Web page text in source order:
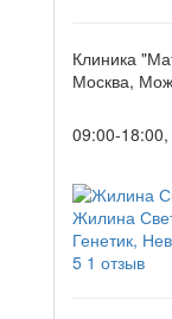
Клиника
Москва,
09:00-
Жилина
Генетик,
5 1 отзыв